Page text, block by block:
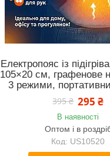
Електропояс із
105×20 см, графенове
3 режими,
395 ₴ 295 ₴
В наявності
Оптом і в
US10520